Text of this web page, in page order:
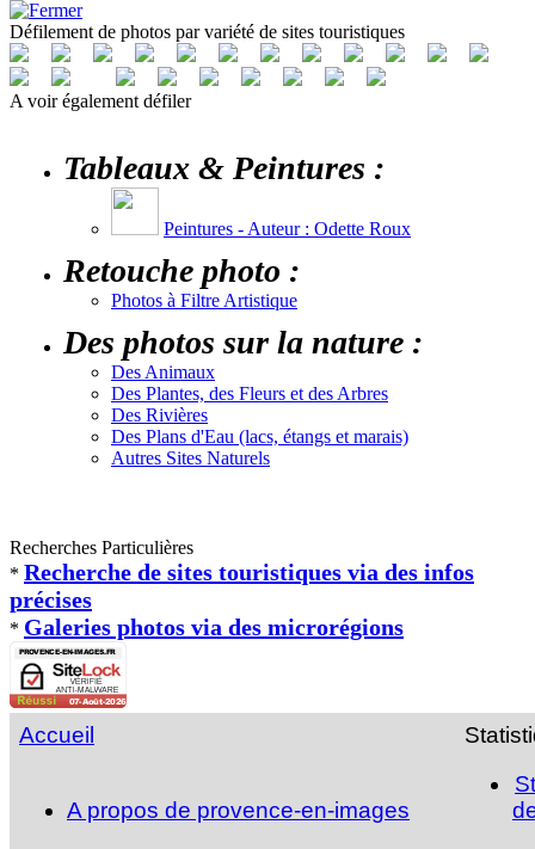
Défilement de photos par variété de sites touristiques
A voir également défiler
Tableaux & Peintures :
Peintures - Auteur : Odette Roux
Retouche photo :
Photos à Filtre Artistique
Des photos sur la nature :
Des Animaux
Des Plantes, des Fleurs et des Arbres
Des Rivières
Des Plans d'Eau (lacs, étangs et marais)
Autres Sites Naturels
Recherches Particulières
* Recherche de sites touristiques via des infos
précises
* Galeries photos via des microrégions
Accueil
A propos de provence-en-images